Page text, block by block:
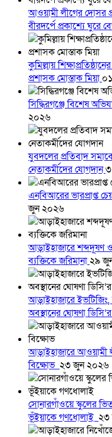
আওয়ামী লীগের দোসর
বীরদর্পে প্রকাশ্যে ঘুরে
কুমিল্লায়
প্রশাসক মোস্তাক মিয়া
সিদ্ধিরগঞ্জে বিশেষ
২০২৬
যুবদলের প্রতিবাদ
নেতাকর্মীদের যোগদান
এনবিআরের ভারপ্রাপ্ত
জুন ২০২৬
আড়াইহাজারে শব্দদূষণ
ব্যক্তিকে জরিমানা২৯
আড়াইহাজারে
অবস্থানের ঘোষণা ডিসি’র
আড়াইহাজারে আওয়ামী
বিক্ষোভ ২৩ জুন ২০২৬
সোনারগাঁওয়ে স্কুলের
ভূঁইয়াকে গণধোলাই ২৩